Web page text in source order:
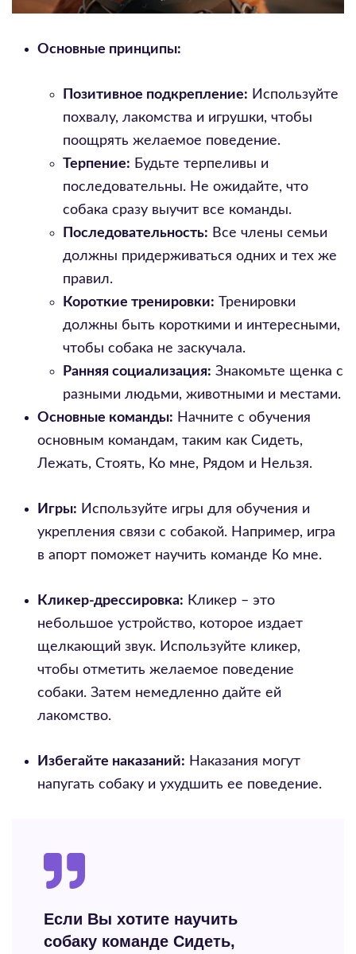
Основные принципы:
Позитивное подкрепление: Используйте
похвалу, лакомства и игрушки, чтобы
поощрять желаемое поведение.
Терпение: Будьте терпеливы и
последовательны. Не ожидайте, что
собака сразу выучит все команды.
Последовательность: Все члены семьи
должны придерживаться одних и тех же
правил.
Короткие тренировки: Тренировки
должны быть короткими и интересными,
чтобы собака не заскучала.
Ранняя социализация: Знакомьте щенка с
разными людьми, животными и местами.
Основные команды: Начните с обучения
основным командам, таким как Сидеть,
Лежать, Стоять, Ко мне, Рядом и Нельзя.
Игры: Используйте игры для обучения и
укрепления связи с собакой. Например, игра
в апорт поможет научить команде Ко мне.
Кликер-дрессировка: Кликер – это
небольшое устройство, которое издает
щелкающий звук. Используйте кликер,
чтобы отметить желаемое поведение
собаки. Затем немедленно дайте ей
лакомство.
Избегайте наказаний: Наказания могут
напугать собаку и ухудшить ее поведение.
Если Вы хотите научить
собаку команде Сидеть,